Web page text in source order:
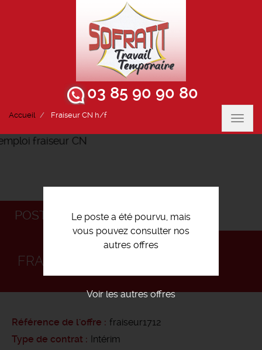
03 85 90 90 80
Accueil Fraiseur CN h/f
Le poste a été pourvu, mais
vous pouvez consulter nos
autres offres
Voir les autres offres
POSTULEZ
FRAISEUR CN H/F
Référence de l'offre
fraiseur1712
Type de contrat
Intérim